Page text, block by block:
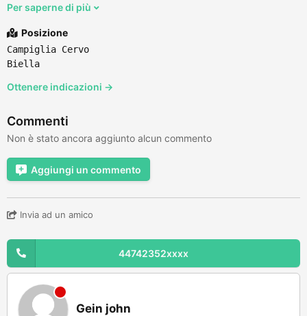
Per saperne di più
Posizione
Campiglia Cervo
Biella
Ottenere indicazioni →
Commenti
Non è stato ancora aggiunto alcun commento
Aggiungi un commento
Invia ad un amico
44742352xxxx
Gein john